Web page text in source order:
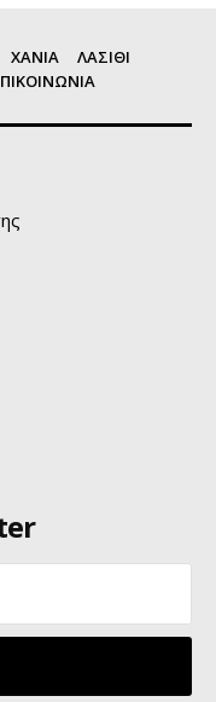
ΧΑΝΙΑ
ΛΑΣΙΘΙ